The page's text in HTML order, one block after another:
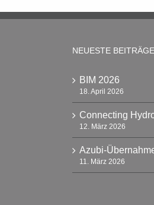
NEUESTE BEITRÄGE
BIM 2026
18. April 2026
Connecting
12. März 2026
Azubi-
11. März 2026